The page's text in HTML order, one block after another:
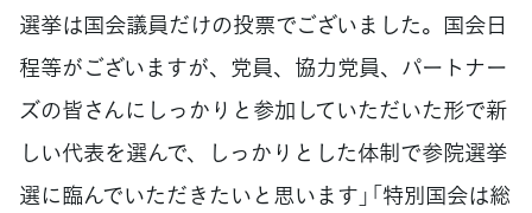
選挙は国会議員だけの投票でございました。国会日
程等がございますが、党員、協力党員、パートナー
ズの皆さんにしっかりと参加していただいた形で新
しい代表を選んで、しっかりとした体制で参院選挙
選に臨んでいただきたいと思います」「特別国会は総